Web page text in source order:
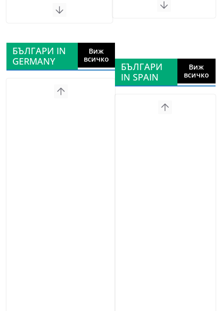
БЪЛГАРИ IN
GERMANY
Виж
всичко
БЪЛГАРИ
IN SPAIN
Виж
всичко